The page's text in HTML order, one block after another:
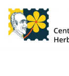
Pular
para